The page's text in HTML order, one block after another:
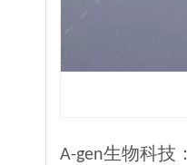
A-gen生物科技：